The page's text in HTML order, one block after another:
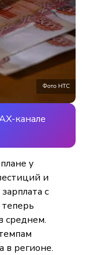
Фото НТС
канале
у
и
с
теперь
среднем.
в регионе.